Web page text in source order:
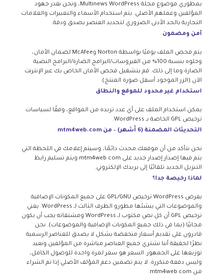
بمطوري موضوع مجلة Multinews WordPress، ونحن نقدر جهود
المؤلفين وعملهم الأصلي. يتم استخدام الأسماء والتعبيرات والعلامات
التجارية بالحد الأدنى الضروري لتحديد العنصر بصدق ودقة.
آمن ومضمون
يتم فحص الملف يوميًا بواسطة Norton وMcAfee لضمان الأمان،
وخلوه بنسبة 100% من الفيروسات/البرامج الضارة/البرامج النصية
الضارة وما إلى ذلك. قم بتشغيل فحص الأمان الخاص بك عبر الإنترنت
الآن (الزر الموجود أسفل صورة المنتج).
استخدام غير محدود للموقع والنطاق
يمكن استخدام الملف على أي عدد تريده من المواقع، وفقًا لسياسات
ترخيص GPL الخاصة بـ WordPress.
التحديثات المضمنة (6 أشهر) – من mtm4web.com
نحن نتأكد من أن موقعك محدث دائمًا، وسيتم إعلامك في اللحظة التي
يتم فيها إصدار إصدار جديد على mtm4web.com ويتم تسليم رابط
التنزيل الجديد تلقائيًا إلى بريدك الإلكتروني.
لماذا رخيصة جدا؟
يفرض WordPress ترخيص GPL/GNU على جميع المكونات الإضافية
والموضوعات التي ينشئها مطورو الطرف الثالث لـ WordPress. يعني
ترخيص GPL أن كل نص مكتوب لـ WordPress ومشتقاته يجب أن يكون
مجانيًا (بما في ذلك جميع المكونات الإضافية والموضوعات). نحن
قادرون على تقديم أسعار منخفضة بشكل لا يصدق للعناصر الرسمية
نظرًا لحقيقة أننا نشتري جميع العناصر مباشرة من المؤلفين ونعيد
توزيعها على الجمهور. السعر هو سعر لمرة واحدة للوصول الكامل،
وليس دفعة متكررة. لا يتم تضمين دعم المؤلف الأصلي إذا تم الشراء
من mtm4web.com.